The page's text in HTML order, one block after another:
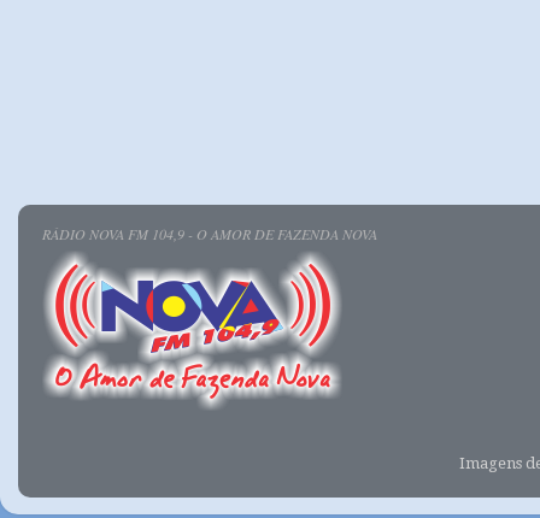
RÁDIO NOVA FM 104,9 - O AMOR DE FAZENDA NOVA
Imagens